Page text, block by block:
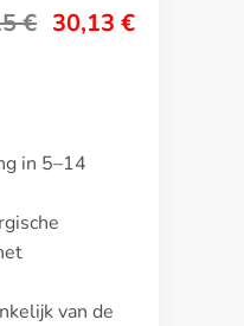
€ 30,13 €
in 5–14
van de